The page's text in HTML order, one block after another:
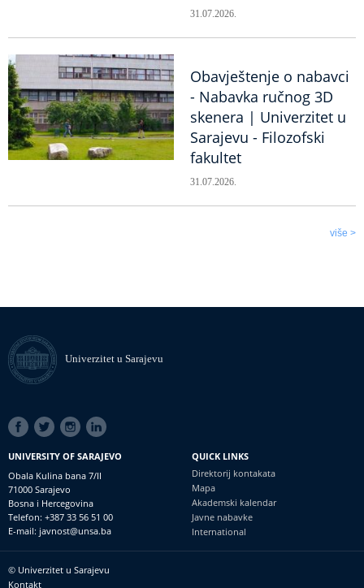
31.07.2026.
Obavještenje o nabavci
- Nabavka ručnog 3D
skenera | Univerzitet u
Sarajevu - Filozofski
fakultet
31.07.2026.
više >
Univerzitet u Sarajevu
SOCIAL
LINKS
UNIVERSITY OF SARAJEVO
Obala Kulina bana 7/II
71000 Sarajevo
Bosna i Hercegovina
Telefon: +387 33 56 51 00
E-mail: javnost@unsa.ba
QUICK LINKS
Direktorij kontakata
Mapa
Akademski kalendar
Javne nabavke
International
Footer
© Univerzitet u Sarajevu
Kontakt